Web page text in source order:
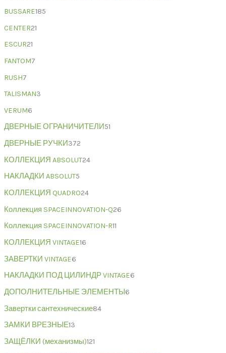
BUSSARE185
CENTER21
ESCUR21
FANTOM7
RUSH7
TALISMAN3
VERUM6
ДВЕРНЫЕ ОГРАНИЧИТЕЛИ51
ДВЕРНЫЕ РУЧКИ372
КОЛЛЕКЦИЯ ABSOLUT24
НАКЛАДКИ ABSOLUT5
КОЛЛЕКЦИЯ QUADRO24
Коллекция SPACEINNOVATION-Q26
Коллекция SPACEINNOVATION-R11
КОЛЛЕКЦИЯ VINTAGE16
ЗАВЕРТКИ VINTAGE6
НАКЛАДКИ ПОД ЦИЛИНДР VINTAGE6
ДОПОЛНИТЕЛЬНЫЕ ЭЛЕМЕНТЫ 6
Завертки сантехнические84
ЗАМКИ ВРЕЗНЫЕ13
ЗАЩЁЛКИ (механизмы)121